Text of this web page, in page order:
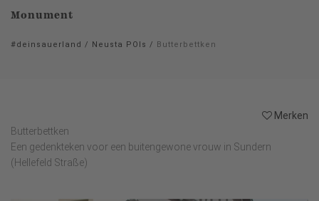
Monument
#deinsauerland / Neusta POIs / Butterbettken
Merken
Butterbettken
Een gedenkteken voor een buitengewone vrouw in Sundern
(Hellefeld Straße)